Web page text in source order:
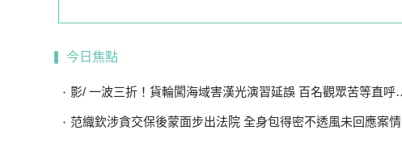
今日焦點
影/ 一波三折！貨輪闖海域害漢光演習延誤 百名觀眾苦等直呼可惜
范織欽涉貪交保後蒙面步出法院 全身包得密不透風未回應案情